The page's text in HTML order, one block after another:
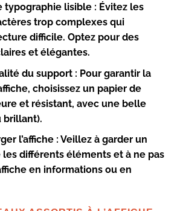
typographie lisible: Évitez les
trop complexes qui
difficile. Optez pour des
et élégantes.
du support: Pour garantir la
choisissez un papier de
et résistant, avec une belle
brillant).
l’affiche: Veillez à garder un
différents éléments et à ne pas
en informations ou en